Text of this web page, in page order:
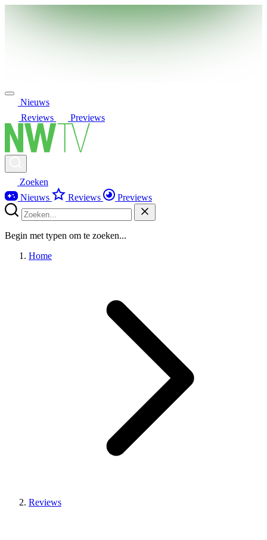
Nieuws
Reviews
Previews
Zoeken
Nieuws
Reviews Previews
Begin met typen om te zoeken...
Home
Reviews